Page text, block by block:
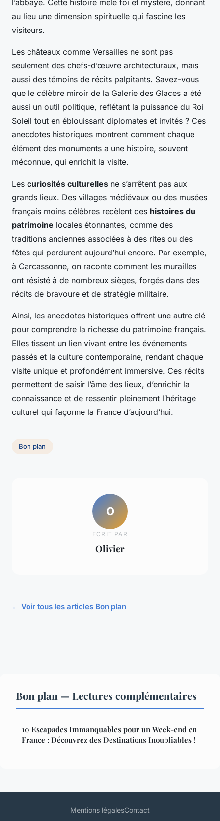
l’abbaye. Cette histoire mêle foi et mystère, donnant
au lieu une dimension spirituelle qui fascine les
visiteurs.
Les châteaux comme Versailles ne sont pas
seulement des chefs-d’œuvre architecturaux, mais
aussi des témoins de récits palpitants. Savez-vous
que le célèbre miroir de la Galerie des Glaces a été
aussi un outil politique, reflétant la puissance du Roi
Soleil tout en éblouissant diplomates et invités ? Ces
anecdotes historiques montrent comment chaque
élément des monuments a une histoire, souvent
méconnue, qui enrichit la visite.
Les curiosités culturelles ne s’arrêtent pas aux
grands lieux. Des villages médiévaux ou des musées
français moins célèbres recèlent des histoires du
patrimoine locales étonnantes, comme des
traditions anciennes associées à des rites ou des
fêtes qui perdurent aujourd’hui encore. Par exemple,
à Carcassonne, on raconte comment les murailles
ont résisté à de nombreux sièges, forgés dans des
récits de bravoure et de stratégie militaire.
Ainsi, les anecdotes historiques offrent une autre clé
pour comprendre la richesse du patrimoine français.
Elles tissent un lien vivant entre les événements
passés et la culture contemporaine, rendant chaque
visite unique et profondément immersive. Ces récits
permettent de saisir l’âme des lieux, d’enrichir la
connaissance et de ressentir pleinement l’héritage
culturel qui façonne la France d’aujourd’hui.
Bon plan
O
ECRIT PAR
Olivier
← Voir tous les articles Bon plan
Bon plan — Lectures complémentaires
10 Escapades Immanquables pour un Week-end en
France : Découvrez des Destinations Inoubliables !
Mentions légalesContact